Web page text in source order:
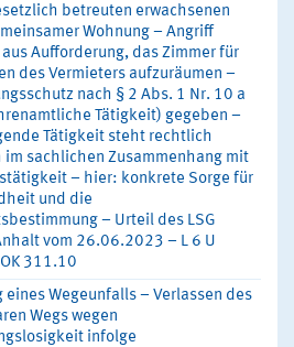
betreuten erwachsenen
Wohnung – Angriff
Aufforderung, das Zimmer für
des Vermieters aufzuräumen –
nach § 2 Abs. 1 Nr. 10 a
Tätigkeit) gegeben –
Tätigkeit steht rechtlich
im sachlichen Zusammenhang mit
– hier: konkrete Sorge für
und die
– Urteil des LSG
vom 26.06.2023 – L 6 U
311.10
eines Wegeunfalls – Verlassen des
Wegs wegen
infolge